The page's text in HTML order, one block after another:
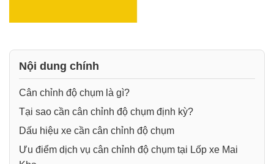
Nội dung chính
Cân chỉnh độ chụm là gì?
Tại sao cần cân chỉnh độ chụm định kỳ?
Dấu hiệu xe cần cân chỉnh độ chụm
Ưu điểm dịch vụ cân chỉnh độ chụm tại Lốp xe Mai